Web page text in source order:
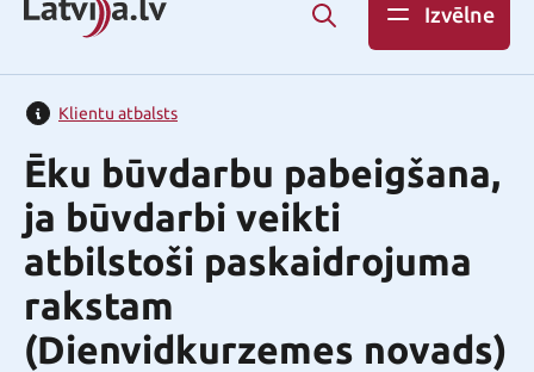
Izvēlne
Klientu atbalsts
Ēku būvdarbu pabeigšana,
ja būvdarbi veikti
atbilstoši paskaidrojuma
rakstam
(Dienvidkurzemes novads)